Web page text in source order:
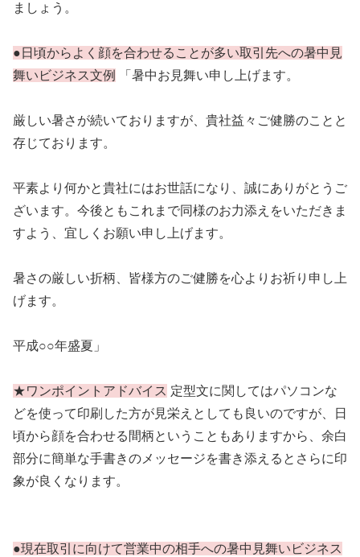
ましょう。
●日頃からよく顔を合わせることが多い取引先への暑中見
舞いビジネス文例
「暑中お見舞い申し上げます。
厳しい暑さが続いておりますが、貴社益々ご健勝のことと
存じております。
平素より何かと貴社にはお世話になり、誠にありがとうご
ざいます。今後ともこれまで同様のお力添えをいただきま
すよう、宜しくお願い申し上げます。
暑さの厳しい折柄、皆様方のご健勝を心よりお祈り申し上
げます。
平成○○年盛夏」
★ワンポイントアドバイス 定型文に関してはパソコンな
どを使って印刷した方が見栄えとしても良いのですが、日
頃から顔を合わせる間柄ということもありますから、余白
部分に簡単な手書きのメッセージを書き添えるとさらに印
象が良くなります。
●現在取引に向けて営業中の相手への暑中見舞いビジネス